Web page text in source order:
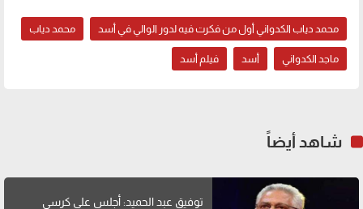
محمد دياب الكدواني أول من فكرت فيه لدور الوالي في أسد محمد دياب
ماجد الكدواني أسد فيلم أسد
شاهد أيضاً
توفيق عبد الحميد: أجلس على كرسي